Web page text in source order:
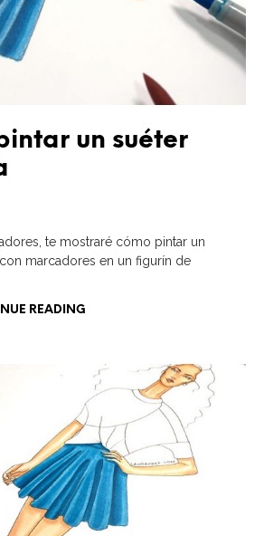
un suéter
te mostraré cómo pintar un
marcadores en un figurín de
READING